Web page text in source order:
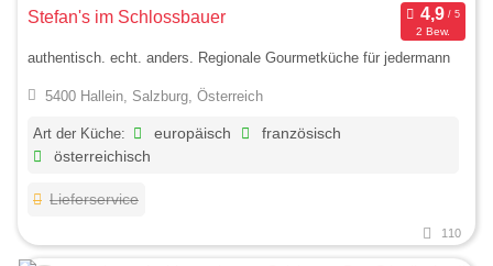
Stefan's im Schlossbauer
2 Bew.
authentisch. echt. anders. Regionale Gourmetküche für jedermann
5400 Hallein, Salzburg, Österreich
Art der Küche: europäisch
französisch
österreichisch
Lieferservice
110